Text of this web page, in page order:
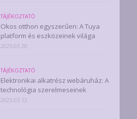
TÁJÉKOZTATÓ
Okos otthon egyszerűen: A Tuya
platform és eszközeinek világa
2025.03.20.
TÁJÉKOZTATÓ
Elektronikai alkatrész webáruház: A
technológia szerelmeseinek
2025.03.12.